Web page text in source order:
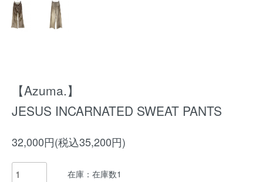
【Azuma.】
JESUS INCARNATED SWEAT PANTS
32,000円(税込35,200円)
在庫：在庫数1